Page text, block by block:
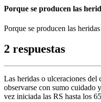
Porque se producen las
Porque se producen las
2 respuestas
Las heridas o ulceraciones del
observarse con sumo cuidado
vez iniciada las RS hasta los